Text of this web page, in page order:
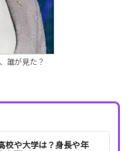
誰が見た？
校や大学は？身長や年